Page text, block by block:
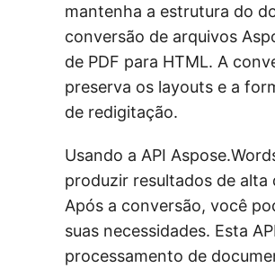
mantenha a estrutura do
conversão de arquivos
de PDF para HTML. A
preserva os layouts e a
de redigitação.
Usando a API
produzir resultados de alta
Após a conversão, você
suas necessidades. Esta
processamento de